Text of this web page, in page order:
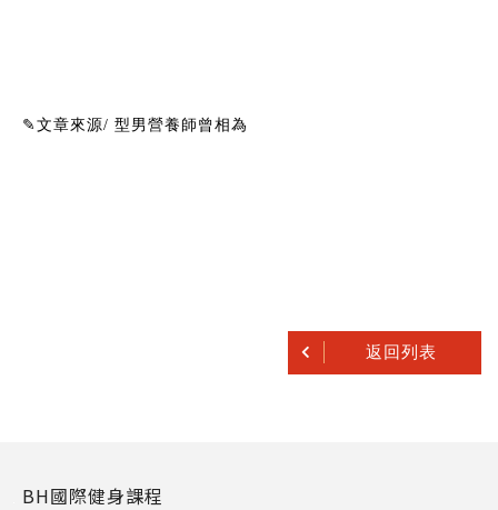
✎文章來源/ 型男營養師曾相為
返回列表
BH國際健身課程